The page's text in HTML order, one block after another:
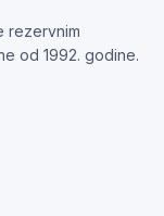
rezervnim
od 1992. godine.